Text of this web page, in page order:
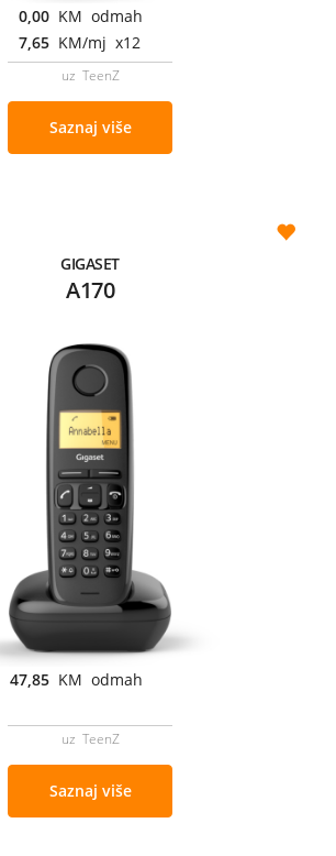
0,00 KM odmah
7,65 KM/mj x12
uz TeenZ
Saznaj više
GIGASET
A170
47,85 KM odmah
uz TeenZ
Saznaj više